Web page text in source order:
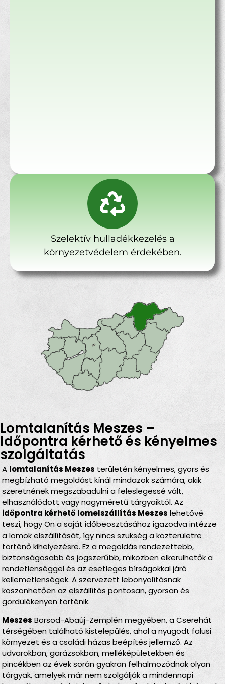
Szelektív hulladékkezelés a
környezetvédelem érdekében.
Lomtalanítás Meszes –
Időpontra kérhető és kényelmes
szolgáltatás
A lomtalanítás Meszes területén kényelmes, gyors és
megbízható megoldást kínál mindazok számára, akik
szeretnének megszabadulni a feleslegessé vált,
elhasználódott vagy nagyméretű tárgyaiktól. Az
időpontra kérhető lomelszállítás Meszes lehetővé
teszi, hogy Ön a saját időbeosztásához igazodva intézze
a lomok elszállítását, így nincs szükség a közterületre
történő kihelyezésre. Ez a megoldás rendezettebb,
biztonságosabb és jogszerűbb, miközben elkerülhetők a
rendetlenséggel és az esetleges bírságokkal járó
kellemetlenségek. A szervezett lebonyolításnak
köszönhetően az elszállítás pontosan, gyorsan és
gördülékenyen történik.
Meszes Borsod-Abaúj-Zemplén megyében, a Cserehát
térségében található kistelepülés, ahol a nyugodt falusi
környezet és a családi házas beépítés jellemző. Az
udvarokban, garázsokban, melléképületekben és
pincékben az évek során gyakran felhalmozódnak olyan
tárgyak, amelyek már nem szolgálják a mindennapi